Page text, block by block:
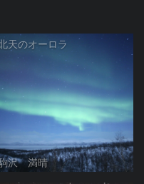
天のオーロラ
沢 満晴